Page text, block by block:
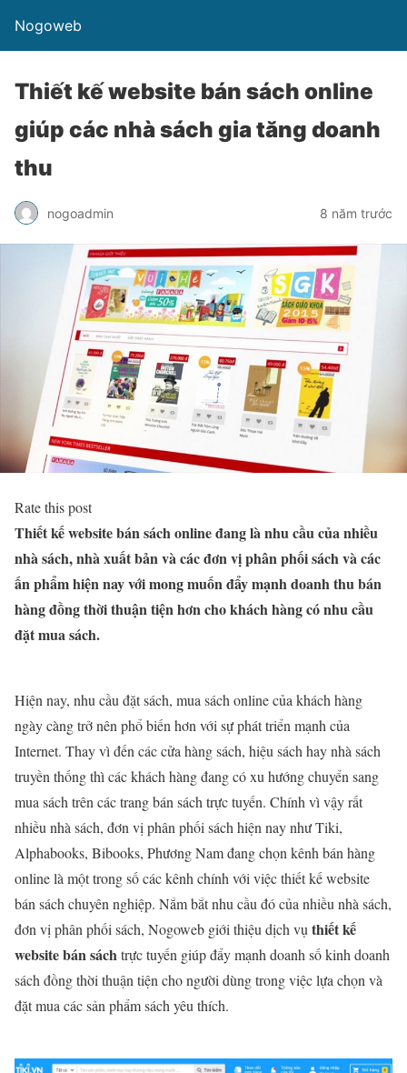
Nogoweb
Thiết kế website bán sách online
giúp các nhà sách gia tăng doanh
thu
nogoadmin 8 năm trước
Rate this post
Thiết kế website bán sách online đang là nhu cầu của nhiều
nhà sách, nhà xuất bản và các đơn vị phân phối sách và các
ấn phẩm hiện nay với mong muốn đẩy mạnh doanh thu bán
hàng đồng thời thuận tiện hơn cho khách hàng có nhu cầu
đặt mua sách.
Hiện nay, nhu cầu đặt sách, mua sách online của khách hàng
ngày càng trở nên phổ biến hơn với sự phát triển mạnh của
Internet. Thay vì đến các cửa hàng sách, hiệu sách hay nhà sách
truyền thống thì các khách hàng đang có xu hướng chuyển sang
mua sách trên các trang bán sách trực tuyến. Chính vì vậy rất
nhiều nhà sách, đơn vị phân phối sách hiện nay như Tiki,
Alphabooks, Bibooks, Phương Nam đang chọn kênh bán hàng
online là một trong số các kênh chính với việc thiết kế website
bán sách chuyên nghiệp. Nắm bắt nhu cầu đó của nhiều nhà sách,
đơn vị phân phối sách, Nogoweb giới thiệu dịch vụ thiết kế
website bán sáchtrực tuyến giúp đẩy mạnh doanh số kinh doanh
sách đồng thời thuận tiện cho người dùng trong việc lựa chọn và
đặt mua các sản phẩm sách yêu thích.